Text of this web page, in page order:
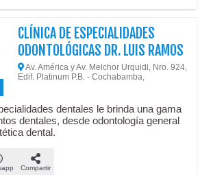
CLÍNICA DE ESPECIALIDADES
ODONTOLÓGICAS DR. LUIS RAMOS
Av. América y Av. Melchor Urquidi, Nro. 924,
Edif. Platinum P.B. - Cochabamba,
dentales le brinda una gama
dentales, desde odontología general
dental.
Compartir